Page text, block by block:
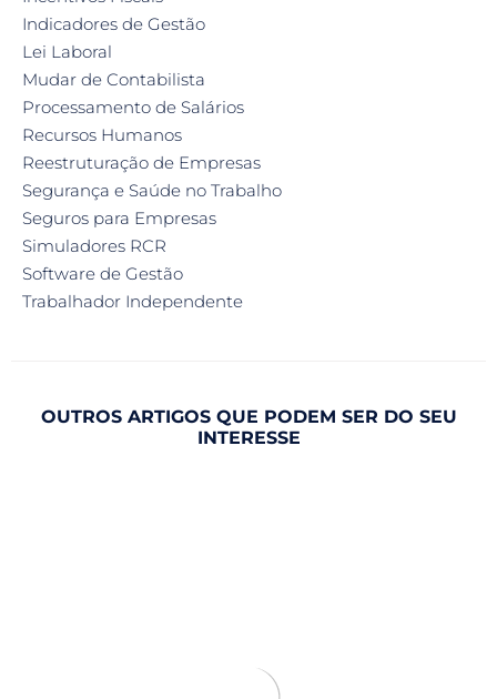
Indicadores de Gestão
Lei Laboral
Mudar de Contabilista
Processamento de Salários
Recursos Humanos
Reestruturação de Empresas
Segurança e Saúde no Trabalho
Seguros para Empresas
Simuladores RCR
Software de Gestão
Trabalhador Independente
OUTROS ARTIGOS QUE PODEM SER DO SEU
INTERESSE